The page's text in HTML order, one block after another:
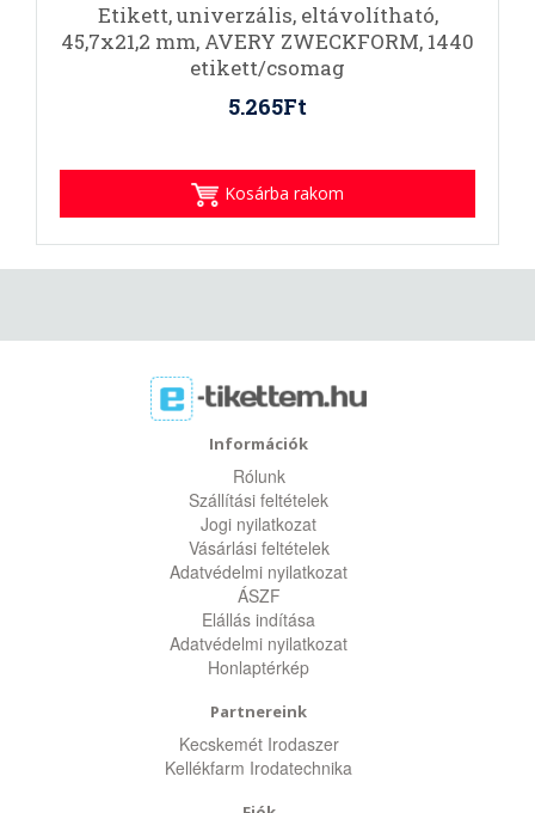
Etikett, univerzális, eltávolítható,
45,7x21,2 mm, AVERY ZWECKFORM, 1440
etikett/csomag
5.265Ft
Kosárba rakom
Információk
Rólunk
Szállítási feltételek
Jogi nyilatkozat
Vásárlási feltételek
Adatvédelmi nyilatkozat
ÁSZF
Elállás indítása
Adatvédelmi nyilatkozat
Honlaptérkép
Partnereink
Kecskemét Irodaszer
Kellékfarm Irodatechnika